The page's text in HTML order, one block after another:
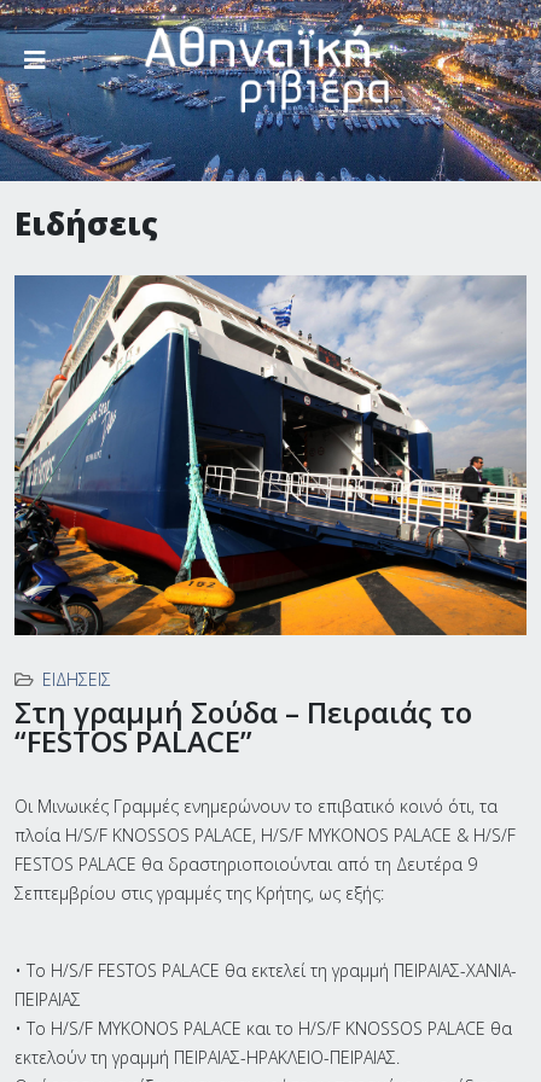
Ειδήσεις
ΕΙΔΉΣΕΙΣ
Στη γραμμή Σούδα – Πειραιάς το
“FESTOS PALACE”
Οι Μινωικές Γραμμές ενημερώνουν το επιβατικό κοινό ότι, τα
πλοία H/S/F KNOSSOS PALACE, H/S/F MYKONOS PALACE & H/S/F
FESTOS PALACE θα δραστηριοποιούνται από τη Δευτέρα 9
Σεπτεμβρίου στις γραμμές της Κρήτης, ως εξής:
• Το H/S/F FESTOS PALACE θα εκτελεί τη γραμμή ΠΕΙΡΑΙΑΣ-ΧΑΝΙΑ-
ΠΕΙΡΑΙΑΣ
• To H/S/F MYKONOS PALACE και το H/S/F KNOSSOS PALACE θα
εκτελούν τη γραμμή ΠΕΙΡΑΙΑΣ-ΗΡΑΚΛΕΙΟ-ΠΕΙΡΑΙΑΣ.